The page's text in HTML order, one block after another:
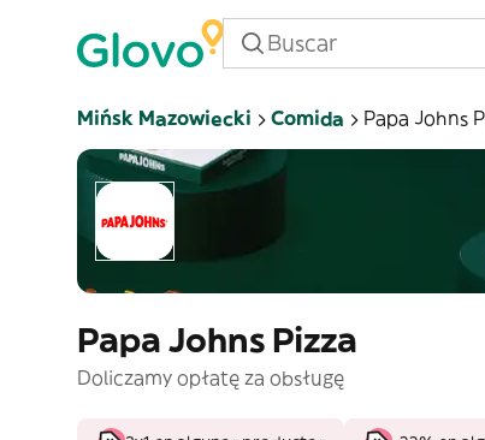
Mińsk Mazowiecki Comida Papa Johns
Papa Johns Pizza
Doliczamy opłatę za obsługę